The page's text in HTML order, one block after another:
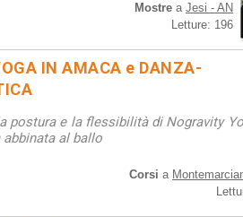
Mostre a Jesi - AN
Letture: 196
IN AMACA e DANZA-
postura e la flessibilità di Nogravity
al ballo
Corsi a